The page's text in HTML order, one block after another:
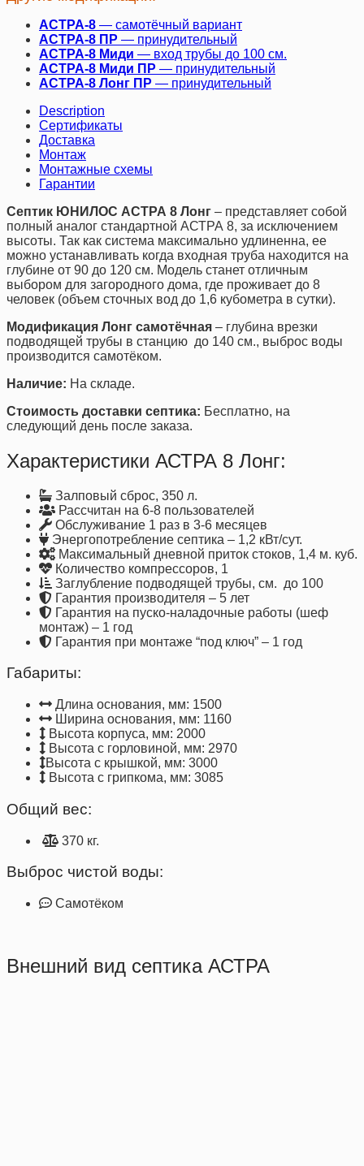
АСТРА-8 — самотёчный вариант
АСТРА-8 ПР — принудительный
АСТРА-8 Миди — вход трубы до 100 см.
АСТРА-8 Миди ПР — принудительный
АСТРА-8 Лонг ПР — принудительный
Description
Сертификаты
Доставка
Монтаж
Монтажные схемы
Гарантии
Септик ЮНИЛОС АСТРА 8 Лонг – представляет собой
полный аналог стандартной АСТРА 8, за исключением
высоты. Так как система максимально удлиненна, ее
можно устанавливать когда входная труба находится на
глубине от 90 до 120 см. Модель станет отличным
выбором для загородного дома, где проживает до 8
человек (объем сточных вод до 1,6 кубометра в сутки).
Модификация Лонг самотёчная – глубина врезки
подводящей трубы в станцию до 140 см., выброс воды
производится самотёком.
Наличие: На складе.
Стоимость доставки септика: Бесплатно, на
следующий день после заказа.
Характеристики АСТРА 8 Лонг:
Залповый сброс, 350 л.
Рассчитан на 6-8 пользователей
Обслуживание 1 раз в 3-6 месяцев
Энергопотребление септика – 1,2 кВт/сут.
Максимальный дневной приток стоков, 1,4 м. куб.
Количество компрессоров, 1
Заглубление подводящей трубы, см. до 100
Гарантия производителя – 5 лет
Гарантия на пуско-наладочные работы (шеф
монтаж) – 1 год
Гарантия при монтаже “под ключ” – 1 год
Габариты:
Длина основания, мм: 1500
Ширина основания, мм: 1160
Высота корпуса, мм: 2000
Высота с горловиной, мм: 2970
Высота с крышкой, мм: 3000
Высота с грипкома, мм: 3085
Общий вес:
370 кг.
Выброс чистой воды:
Самотёком
Внешний вид септика АСТРА